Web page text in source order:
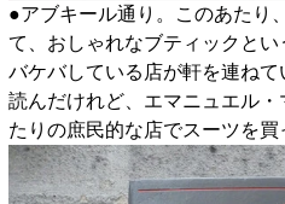
●アブキール通り。このあたり
て、おしゃれなブティックと
バケバしている店が軒を連ね
読んだけれど、エマニュエル
たりの庶民的な店でスーツを買